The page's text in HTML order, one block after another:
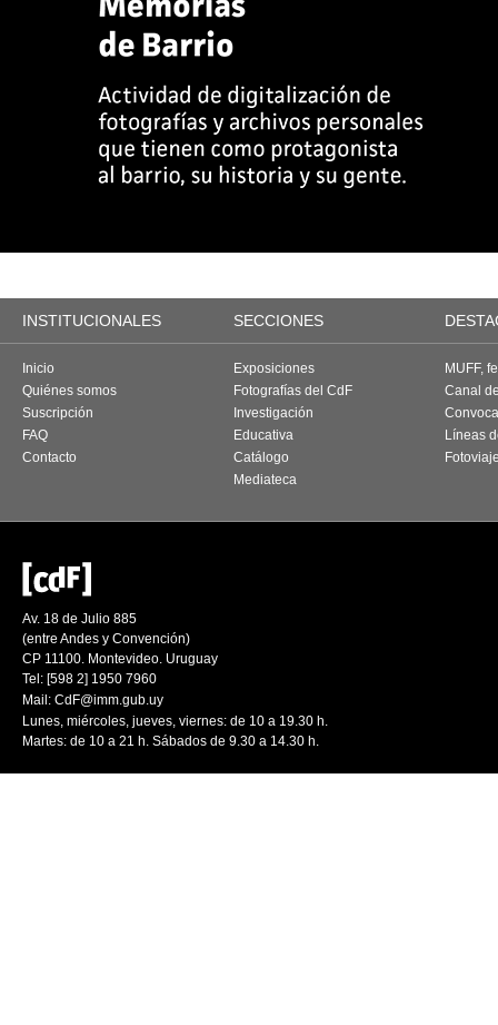
INSTITUCIONALES SECCIONES
Inicio
Quiénes somos
Suscripción
FAQ
Contacto
Exposiciones
Fotografías del CdF
Investigación
Educativa
Catálogo
Mediateca
MUFF,
Canal
Líneas
Av. 18 de Julio 885
(entre Andes y Convención)
CP 11100. Montevideo. Uruguay
Tel: [598 2] 1950 7960
Mail: CdF@imm.gub.uy
Lunes, miércoles, jueves, viernes: de 10 a 19.30 h.
Martes: de 10 a 21 h. Sábados de 9.30 a 14.30 h.